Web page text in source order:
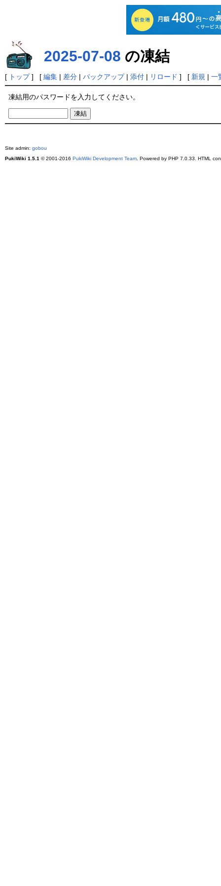
2025-07-08 の凍結
[ トップ] [ 編集 | 差分 | バックアップ| 添付 | リロード ] [ 新規 | 一
凍結用のパスワードを入力してください。
Site admin: gobou
PukiWiki 1.5.1 © 2001-2016 PukiWiki Development Team . Powered by PHP 7.0.33. HTML